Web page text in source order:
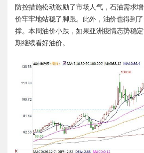
防控措施松动激励了市场人气，石油需求
价牢牢地站稳了脚跟。此外，油价也得到
撑。本周油价小跌，如果亚洲疫情态势稳
期继续看好油价。